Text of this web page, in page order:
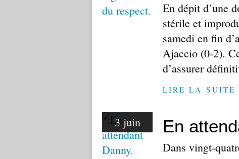
En dépit d’une
stérile et
samedi en fin
Ajaccio (0-2).
d’assurer
LIRE LA SUITE
3 juin En
Dans vingt-